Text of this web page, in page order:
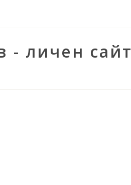
- личен сайт